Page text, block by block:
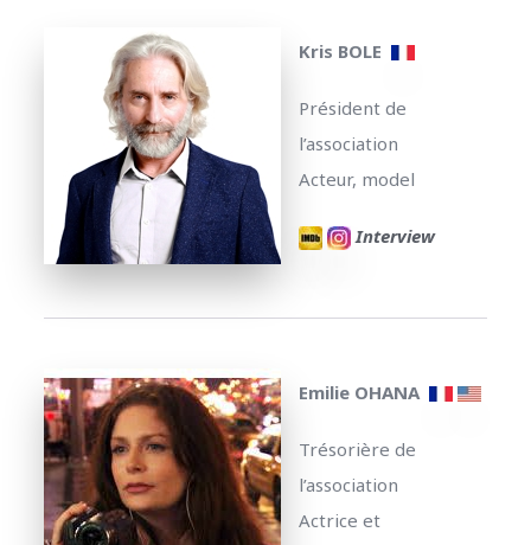
Kris BOLE
Président de
l’association
Acteur, model
Interview
Emilie OHANA
Trésorière de
l’association
Actrice et